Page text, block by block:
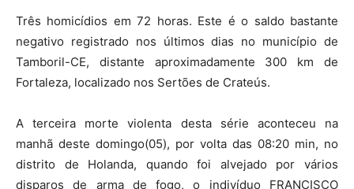
Três homicídios em 72 horas. Este é o saldo bastante
negativo registrado nos últimos dias no município de
Tamboril-CE, distante aproximadamente 300 km de
Fortaleza, localizado nos Sertões de Crateús.
A terceira morte violenta desta série aconteceu na
manhã deste domingo(05), por volta das 08:20 min, no
distrito de Holanda, quando foi alvejado por vários
disparos de arma de fogo, o indivíduo FRANCISCO